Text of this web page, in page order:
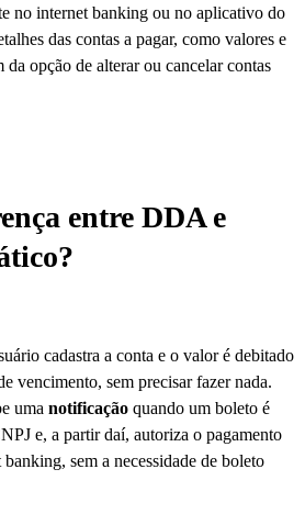
no internet banking ou no aplicativo do
das contas a pagar, como valores e
da opção de alterar ou cancelar contas
entre DDA e
cadastra a conta e o valor é debitado
vencimento, sem precisar fazer nada.
uma notificação quando um boleto é
e, a partir daí, autoriza o pagamento
sem a necessidade de boleto